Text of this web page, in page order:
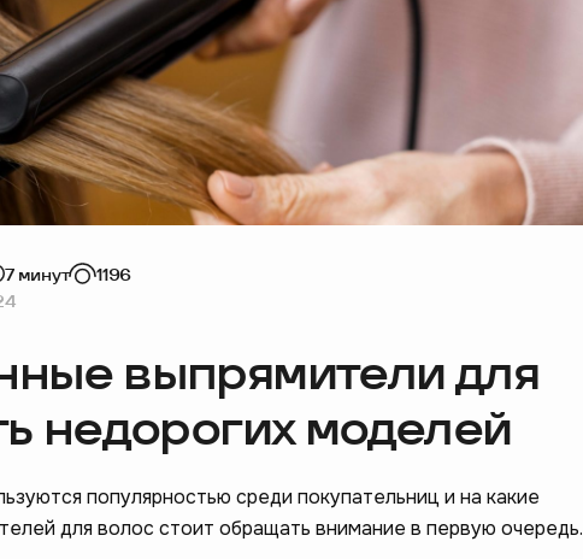
7 минут
1196
выпрямители для
недорогих моделей
популярностью среди покупательниц и на какие
для волос стоит обращать внимание в первую очередь.